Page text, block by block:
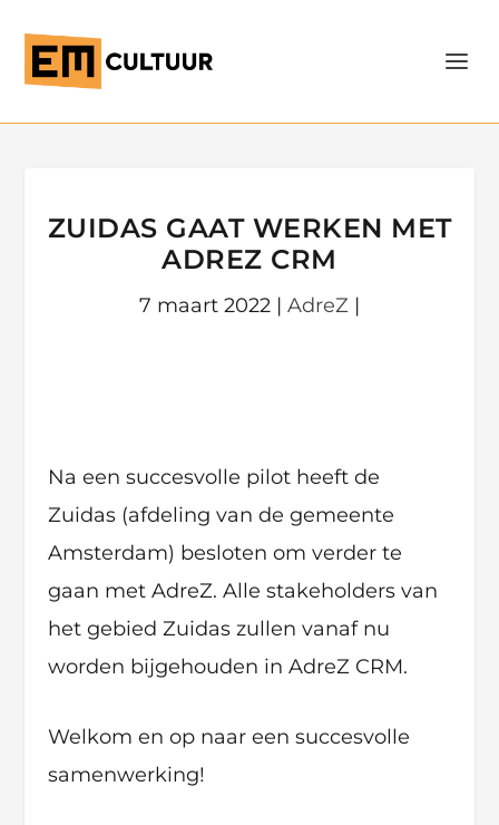
ZUIDAS GAAT WERKEN MET
ADREZ CRM
7 maart 2022 | AdreZ |
Na een succesvolle pilot heeft de
Zuidas (afdeling van de gemeente
Amsterdam) besloten om verder te
gaan met AdreZ. Alle stakeholders van
het gebied Zuidas zullen vanaf nu
worden bijgehouden in AdreZ CRM.
Welkom en op naar een succesvolle
samenwerking!